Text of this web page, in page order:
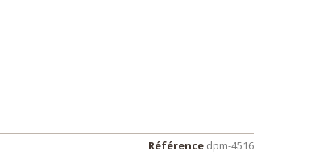
Référence dpm-4516